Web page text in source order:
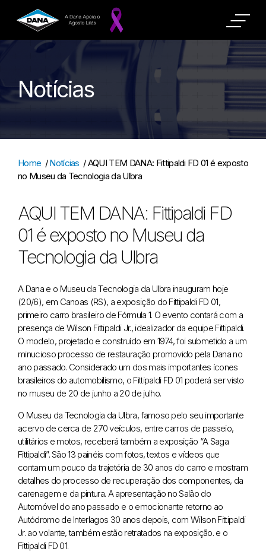
Notícias
Home /Notícias /AQUI TEM DANA: Fittipaldi FD 01 é exposto
no Museu da Tecnologia da Ulbra
AQUI TEM DANA: Fittipaldi FD
01 é exposto no Museu da
Tecnologia da Ulbra
A Dana e o Museu da Tecnologia da Ulbra inauguram hoje
(20/6), em Canoas (RS), a exposição do Fittipaldi FD 01,
primeiro carro brasileiro de Fórmula 1. O evento contará com a
presença de Wilson Fittipaldi Jr., idealizador da equipe Fittipaldi.
O modelo, projetado e construído em 1974, foi submetido a um
minucioso processo de restauração promovido pela Dana no
ano passado. Considerado um dos mais importantes ícones
brasileiros do automobilismo, o Fittipaldi FD 01 poderá ser visto
no museu de 20 de junho a 20 de julho.
O Museu da Tecnologia da Ulbra, famoso pelo seu importante
acervo de cerca de 270 veículos, entre carros de passeio,
utilitários e motos, receberá também a exposição “A Saga
Fittipaldi”. São 13 painéis com fotos, textos e vídeos que
contam um pouco da trajetória de 30 anos do carro e mostram
detalhes do processo de recuperação dos componentes, da
carenagem e da pintura. A apresentação no Salão do
Automóvel do ano passado e o emocionante retorno ao
Autódromo de Interlagos 30 anos depois, com Wilson Fittipaldi
Jr. ao volante, também estão retratados na exposição. e o
Fittipaldi FD 01.